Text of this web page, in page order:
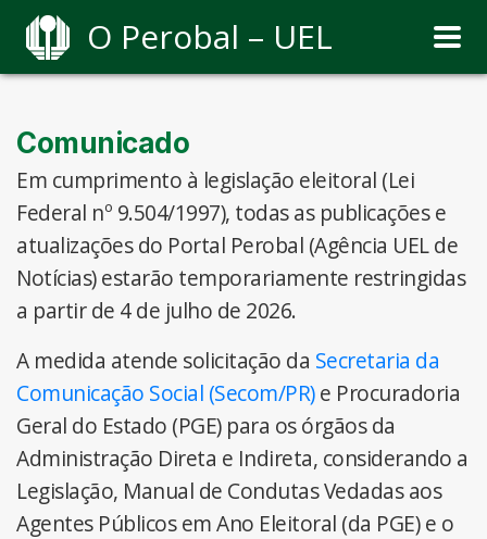
O Perobal – UEL
Comunicado
Em cumprimento à legislação eleitoral (Lei
Federal nº 9.504/1997), todas as publicações e
atualizações do Portal Perobal (Agência UEL de
Notícias) estarão temporariamente restringidas
a partir de 4 de julho de 2026.
A medida atende solicitação da Secretaria da
Comunicação Social (Secom/PR)e Procuradoria
Geral do Estado (PGE) para os órgãos da
Administração Direta e Indireta, considerando a
Legislação, Manual de Condutas Vedadas aos
Agentes Públicos em Ano Eleitoral (da PGE) e o